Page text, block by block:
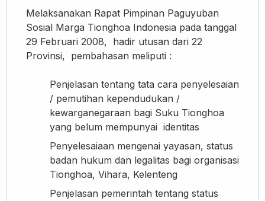
Melaksanakan Rapat Pimpinan Paguyuban
Sosial Marga Tionghoa Indonesia pada tanggal
29 Februari 2008, hadir utusan dari 22
Provinsi, pembahasan meliputi :
Penjelasan tentang tata cara penyelesaian
/ pemutihan kependudukan /
kewarganegaraan bagi Suku Tionghoa
yang belum mempunyai identitas
Penyelesaiaan mengenai yayasan, status
badan hukum dan legalitas bagi organisasi
Tionghoa, Vihara, Kelenteng
Penjelasan pemerintah tentang status